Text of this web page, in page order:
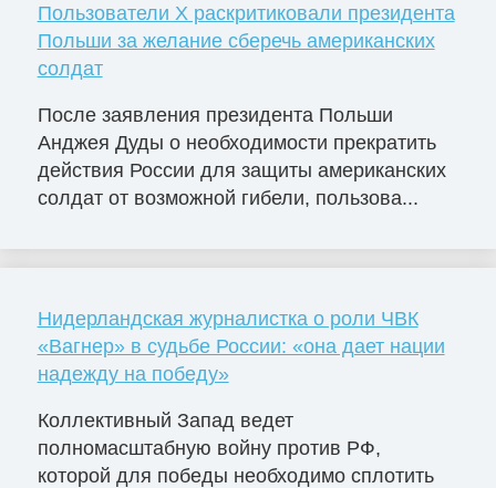
Пользователи X раскритиковали президента
Польши за желание сберечь американских
солдат
После заявления президента Польши
Анджея Дуды о необходимости прекратить
действия России для защиты американских
солдат от возможной гибели, пользова...
Нидерландская журналистка о роли ЧВК
«Вагнер» в судьбе России: «она дает нации
надежду на победу»
Коллективный Запад ведет
полномасштабную войну против РФ,
которой для победы необходимо сплотить